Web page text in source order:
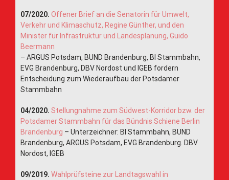
07/2020. Offener Brief an die Senatorin für Umwelt,
Verkehr und Klimaschutz, Regine Günther, und den
Minister für Infrastruktur und Landesplanung, Guido
Beermann
– ARGUS Potsdam, BUND Brandenburg, BI Stammbahn,
EVG Brandenburg, DBV Nordost und IGEB fordern
Entscheidung zum Wiederaufbau der Potsdamer
Stammbahn
04/2020. Stellungnahme zum Südwest-Korridor bzw. der
Potsdamer Stammbahn für das Bündnis Schiene Berlin
Brandenburg – Unterzeichner: BI Stammbahn, BUND
Brandenburg, ARGUS Potsdam, EVG Brandenburg. DBV
Nordost, IGEB
09/2019. Wahlprüfsteine zur Landtagswahl in